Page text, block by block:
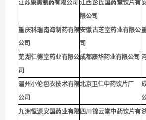
江苏康美制药有限公司 江西彭氏国药堂饮片有
限公司
重庆科瑞南海制药有限
公司
安徽古芝堂药业有限公
司
芜湖仁德堂药业有限公
司
成都康华药业有限公司
温州小伦包衣技术有限
公司
北京卫仁中药饮片厂
九洲恒源安国药业有限 四川锦云堂中药饮片有